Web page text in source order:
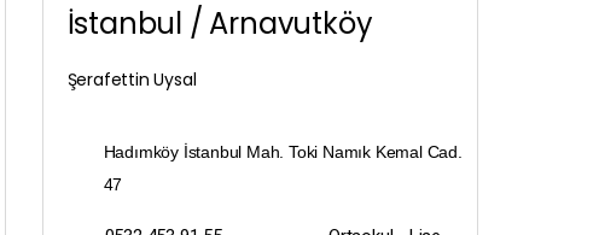
İstanbul / Arnavutköy
Şerafettin Uysal
Hadımköy İstanbul Mah. Toki Namık Kemal Cad.
47